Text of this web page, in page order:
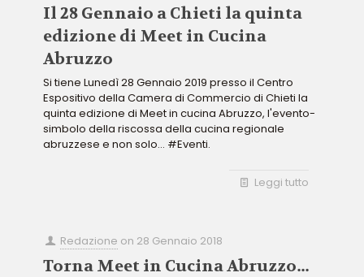
Il 28 Gennaio a Chieti la quinta
edizione di Meet in Cucina
Abruzzo
Si tiene Lunedì 28 Gennaio 2019 presso il Centro
Espositivo della Camera di Commercio di Chieti la
quinta edizione di Meet in cucina Abruzzo, l'evento-
simbolo della riscossa della cucina regionale
abruzzese e non solo... #Eventi.
Leggi tutto
Redazione on 28 Gennaio 2018
Torna Meet in Cucina Abruzzo…